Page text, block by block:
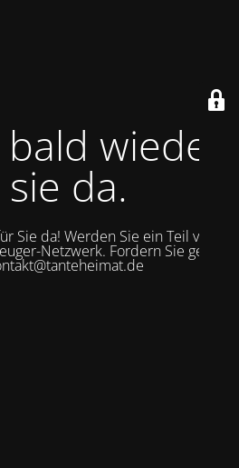
wieder
da.
Sie da! Werden Sie ein Teil von
Netzwerk. Fordern Sie gerne